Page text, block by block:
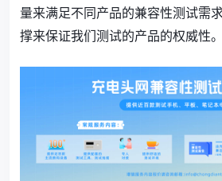
量来满足不同产品的兼容性测试需
撑来保证我们测试的产品的权威性。